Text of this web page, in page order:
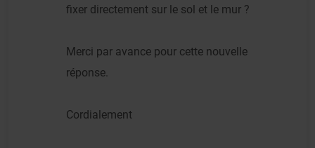
fixer directement sur le sol et le mur ?
Merci par avance pour cette nouvelle
réponse.
Cordialement